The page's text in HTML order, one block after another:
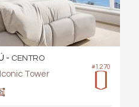
#1.270
- CENTRO
Tower